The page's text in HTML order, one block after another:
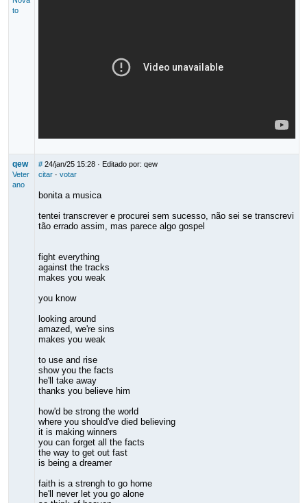
to
qew
Veter
ano
# 24/jan/25 15:28· Editado por: qew
citar· votar
bonita a musica
tentei transcrever e procurei sem sucesso, não sei se transcrevi
tão errado assim, mas parece algo gospel
fight everything
against the tracks
makes you weak
you know
looking around
amazed, we're sins
makes you weak
to use and rise
show you the facts
he'll take away
thanks you believe him
how'd be strong the world
where you should've died believing
it is making winners
you can forget all the facts
the way to get out fast
is being a dreamer
faith is a strengh to go home
he'll never let you go alone